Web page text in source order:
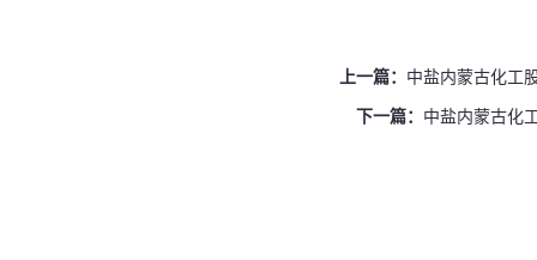
上一篇： 中盐内蒙古化工
下一篇： 中盐内蒙古化